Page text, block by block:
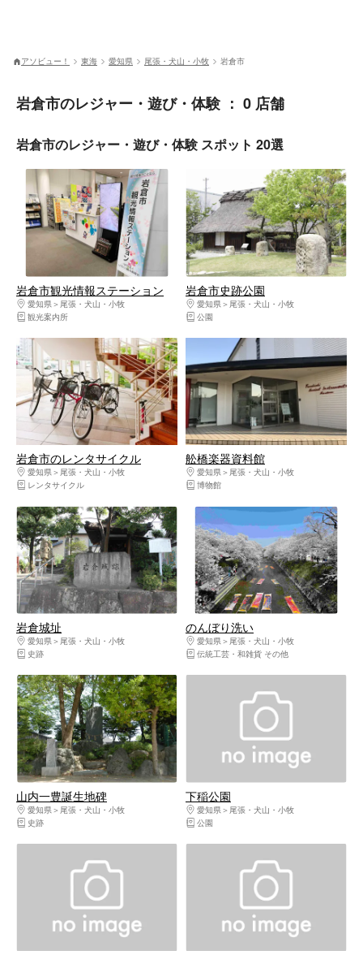
アソビュー！ 東海 愛知県 尾張・犬山・小牧 岩倉市
岩倉市のレジャー・遊び・体験 ： 0 店舗
岩倉市のレジャー・遊び・体験 スポット 20選
岩倉市観光情報ステーション
愛知県
尾張・犬山・小牧
観光案内所
岩倉市史跡公園
愛知県
尾張・犬山・小牧
公園
岩倉市のレンタサイクル
愛知県
尾張・犬山・小牧
レンタサイクル
舩橋楽器資料館
愛知県
尾張・犬山・小牧
博物館
岩倉城址
愛知県
尾張・犬山・小牧
史跡
のんぼり洗い
愛知県
尾張・犬山・小牧
伝統工芸・和雑貨 その他
山内一豊誕生地碑
愛知県
尾張・犬山・小牧
史跡
下稲公園
愛知県
尾張・犬山・小牧
公園